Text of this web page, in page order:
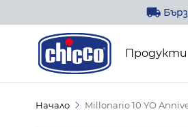
Прескачане към съдържанието
Продукти
Начало Millonario 10 YO